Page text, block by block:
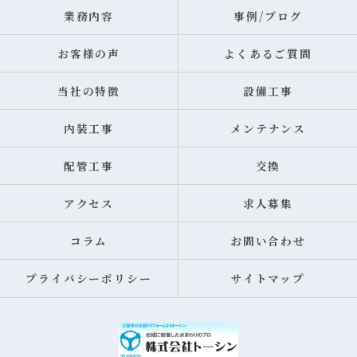
業務内容 事例/ブログ
お客様の声 よくあるご質問
当社の特徴 設備工事
内装工事 メンテナンス
配管工事 交換
アクセス 求人募集
コラム お問い合わせ
プライバシーポリシー サイトマップ